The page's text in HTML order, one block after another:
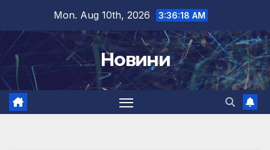
content
Mon. Aug 10th, 2026 3:36:19 AM
Новини